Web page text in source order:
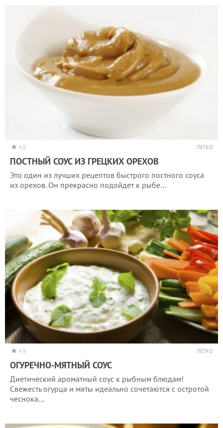
4.8 ЛЕГКО
ПОСТНЫЙ СОУС ИЗ ГРЕЦКИХ ОРЕХОВ
Это один из лучших рецептов быстрого постного соуса
из орехов. Он прекрасно подойдет к рыбе…
4.9 ЛЕГКО
ОГУРЕЧНО-МЯТНЫЙ СОУС
Диетический ароматный соус к рыбным блюдам!
Свежесть огурца и мяты идеально сочетаются с остротой
чеснока…